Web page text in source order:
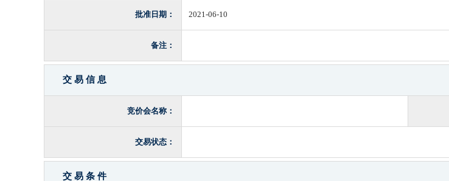
批准日期： 2021-06-10
备注：
交 易 信 息
竞价会名称：
交易状态：
交 易 条 件